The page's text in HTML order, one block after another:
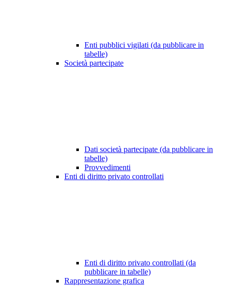
Enti pubblici vigilati (da pubblicare in
tabelle)
Società partecipate
Dati società partecipate (da pubblicare in
tabelle)
Provvedimenti
Enti di diritto privato controllati
Enti di diritto privato controllati (da
pubblicare in tabelle)
Rappresentazione grafica